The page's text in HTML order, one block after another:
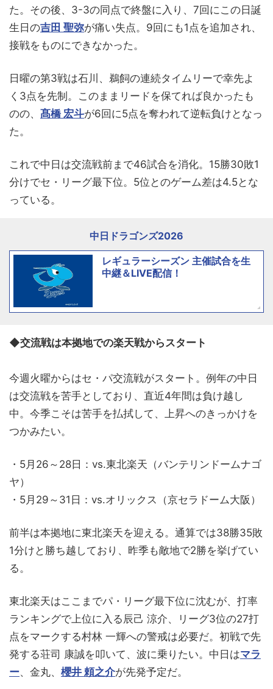
た。その後、3-3の同点で終盤に入り、7回にこの日誕
生日の吉田 聖弥が痛い失点。9回にも1点を追加され、
接戦をものにできなかった。
日曜の第3戦は石川、鵜飼の連続タイムリーで幸先よ
く3点を先制。このままリードを保てれば良かったも
のの、 髙橋 宏斗が6回に5点を奪われて逆転負けとなっ
た。
これで中日は交流戦前まで46試合を消化。15勝30敗1
分けでセ・リーグ最下位。5位とのゲーム差は4.5とな
っている。
中日ドラゴンズ2026
レギュラーシーズン 主催試合を生
中継＆LIVE配信！
◆交流戦は本拠地での楽天戦からスタート
今週火曜からはセ・パ交流戦がスタート。例年の中日
は交流戦を苦手としており、直近4年間は負け越し
中。今季こそは苦手を払拭して、上昇へのきっかけを
つかみたい。
・5月26～28日：vs.東北楽天（バンテリンドームナゴ
ヤ）
・5月29～31日：vs.オリックス（京セラドーム大阪）
前半は本拠地に東北楽天を迎える。通算では38勝35敗
1分けと勝ち越しており、昨季も敵地で2勝を挙げてい
る。
東北楽天はここまでパ・リーグ最下位に沈むが、打率
ランキングで上位に入る辰己 涼介、リーグ3位の27打
点をマークする村林 一輝への警戒は必要だ。初戦で先
発する荘司 康誠を叩いて、波に乗りたい。中日はマラ
ー、金丸、 櫻井 頼之介が先発予定だ。